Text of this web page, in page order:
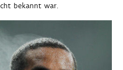
bekannt war.